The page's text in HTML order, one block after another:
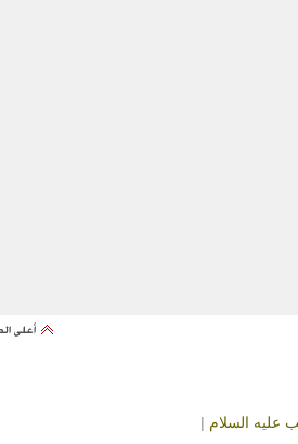
عليه السلام |